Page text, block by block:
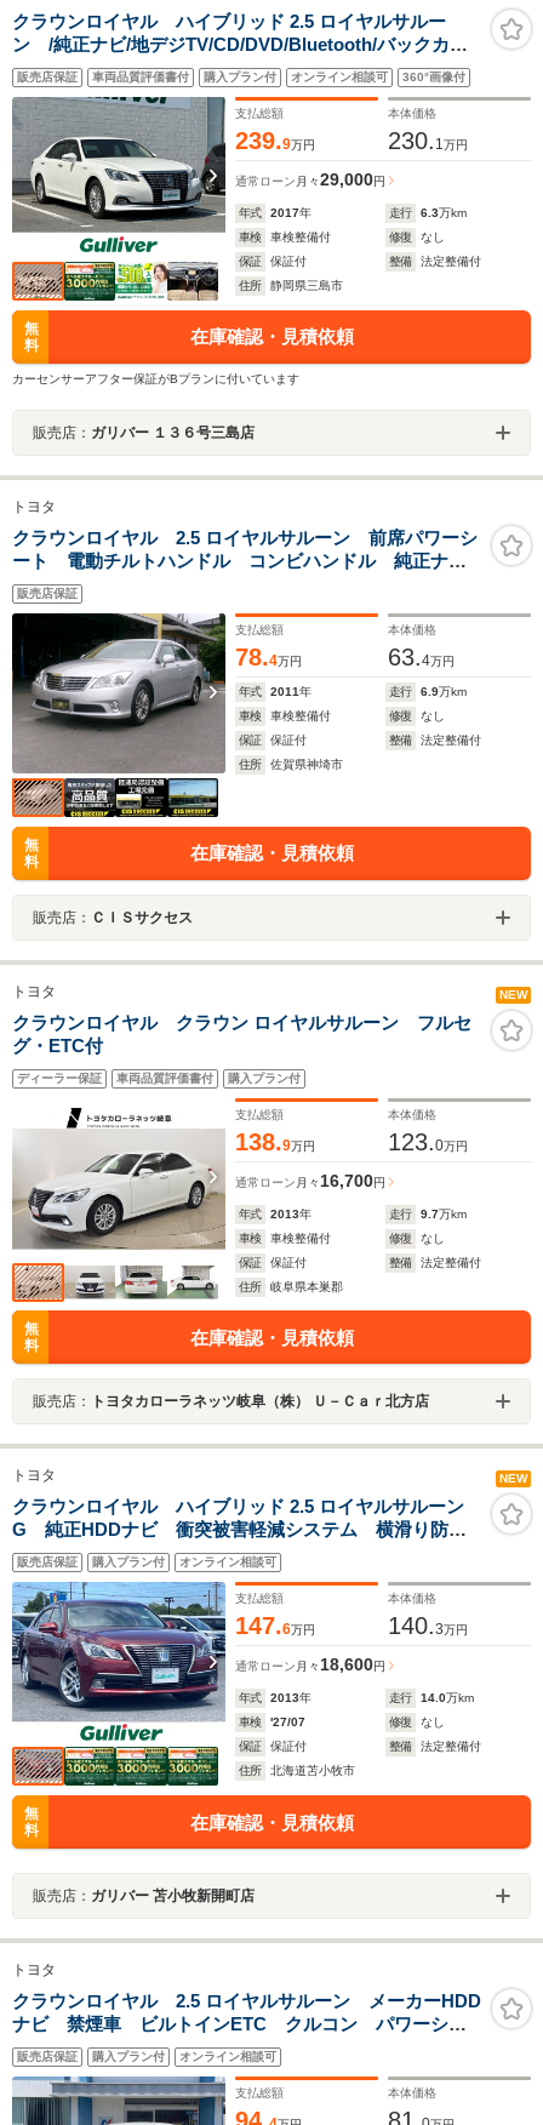
クラウンロイヤル ハイブリッド 2.5 ロイヤルサルー
ン /純正ナビ/地デジTV/CD/DVD/Bluetooth/バックカメ
ラ/レザーシート/シートヒーター/アドバンスドパッケー
ジ/オートハイビーム/レーダークルーズコントロール/ステ
アリングヒーター/LEDヘッドライト/ETC
販売店保証 車両品質評価書付 購入プラン付 オンライン相談可 360°画像付
支払総額
239.9万円
本体価格
230. 1万円
通常ローン 月々29,000円
年式 2017年 走行 6.3万km
車検
車検整備付 修復
なし
保証
保証付 整備
法定整備付
住所
静岡県三島市
無
料
在庫確認・見積依頼
カーセンサーアフター保証がBプランに付いています
販売店： ガリバー １３６号三島店
トヨタ
クラウンロイヤル 2.5 ロイヤルサルーン 前席パワーシ
ート 電動チルトハンドル コンビハンドル 純正ナ
ビ・TV・CD/DVD スマートキー2個 取り扱い説明書
販売店保証
支払総額
78.4万円
本体価格
63.4万円
年式 2011年 走行 6.9万km
車検
車検整備付 修復
なし
保証
保証付 整備
法定整備付
住所
佐賀県神埼市
無
料
在庫確認・見積依頼
販売店： ＣＩＳサクセス
トヨタ NEW
クラウンロイヤル クラウン ロイヤルサルーン フルセ
グ・ETC付
ディーラー保証 車両品質評価書付 購入プラン付
支払総額
138.9万円
本体価格
123.0万円
通常ローン 月々 16,700円
年式 2013年 走行 9.7万km
車検
車検整備付 修復
なし
保証
保証付 整備
法定整備付
住所
岐阜県本巣郡
無
料
在庫確認・見積依頼
販売店： トヨタカローラネッツ岐阜（株） Ｕ－Ｃａｒ北方店
トヨタ NEW
クラウンロイヤル ハイブリッド 2.5 ロイヤルサルーン
G 純正HDDナビ 衝突被害軽減システム 横滑り防止
装置 クルーズコントロール レインセンサー コーナ
ーセンサー バックカメラ ビルトインETC アイドリ
ングストップ EVMODE パワーシート
販売店保証 購入プラン付 オンライン相談可
支払総額
147.6万円
本体価格
140.3万円
通常ローン 月々18,600円
年式 2013年 走行 14.0万km
車検
'27/07 修復
なし
保証
保証付 整備
法定整備付
住所
北海道苫小牧市
無
料
在庫確認・見積依頼
販売店： ガリバー 苫小牧新開町店
トヨタ
クラウンロイヤル 2.5 ロイヤルサルーン メーカーHDD
ナビ 禁煙車 ビルトインETC クルコン パワーシー
ト バックカメラ 純正16インチアルミ HIDヘッドライ
ト スマートキー オートライト オートエアコン
CD DVD再生 フルセグ
販売店保証 購入プラン付 オンライン相談可
支払総額 本体価格